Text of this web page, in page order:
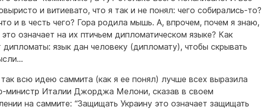
и витиевато, что я так и не понял: чего собирались-то?
и в честь чего? Гора родила мышь. А, впрочем, почем я знаю,
это означает на их птичьем дипломатическом языке? Как
дипломаты: язык дан человеку (дипломату), чтобы скрывать
всю идею саммита (как я ее понял) лучше всех выразила
министр Италии Джорджа Мелони, сказав в своем
на саммите: “Защищать Украину это означает защищать